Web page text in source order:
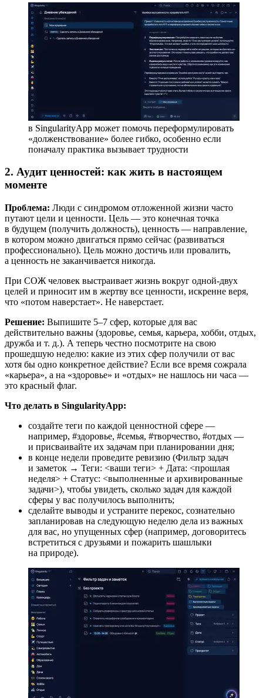
в SingularityApp может помочь переформулировать
«долженствование» более гибко, особенно если
поначалу практика вызывает трудности
2. Аудит ценностей: как жить в настоящем
моменте
Проблема: Люди с синдромом отложенной жизни часто
путают цели и ценности. Цель — это конечная точка
в будущем (получить должность), ценность — направление,
в котором можно двигаться прямо сейчас (развиваться
профессионально). Цель можно достичь или провалить,
а ценность не заканчивается никогда.
При СОЖ человек выстраивает жизнь вокруг одной-двух
целей и приносит им в жертву все ценности, искренне веря,
что «потом наверстает». Не наверстает.
Решение: Выпишите 5–7 сфер, которые для вас
действительно важны (здоровье, семья, карьера, хобби, отдых,
дружба и т. д.). А теперь честно посмотрите на свою
прошедшую неделю: какие из этих сфер получили от вас
хотя бы одно конкретное действие? Если все время сожрала
«карьера», а на «здоровье» и «отдых» не нашлось ни часа —
это красный флаг.
Что делать в SingularityApp:
создайте теги по каждой ценностной сфере —
например, #здоровье, #семья, #творчество, #отдых —
и присваивайте их задачам при планировании дня;
в конце недели проведите ревизию (Фильтр задач
и заметок → Теги: <ваши теги> + Дата: <прошлая
неделя> + Статус: <выполненные и архивированные
задачи>), чтобы увидеть, сколько задач для каждой
сферы у вас получилось выполнить;
сделайте выводы и устраните перекос, сознательно
запланировав на следующую неделю дела из важных
для вас, но упущенных сфер (например, договоритесь
встретиться с друзьями и пожарить шашлыки
на природе).